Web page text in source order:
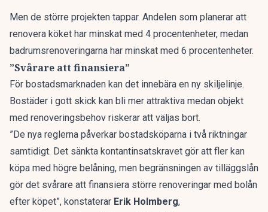
Men de större projekten tappar. Andelen som planerar att
renovera köket har minskat med 4 procentenheter, medan
badrumsrenoveringarna har minskat med 6 procentenheter.
”Svårare att finansiera”
För bostadsmarknaden kan det innebära en ny skiljelinje.
Bostäder i gott skick kan bli mer attraktiva medan objekt
med renoveringsbehov riskerar att väljas bort.
”De nya reglerna påverkar bostadsköparna i två riktningar
samtidigt. Det sänkta kontantinsatskravet gör att fler kan
köpa med högre belåning, men begränsningen av tilläggslån
gör det svårare att finansiera större renoveringar med bolån
efter köpet”, konstaterar Erik Holmberg,